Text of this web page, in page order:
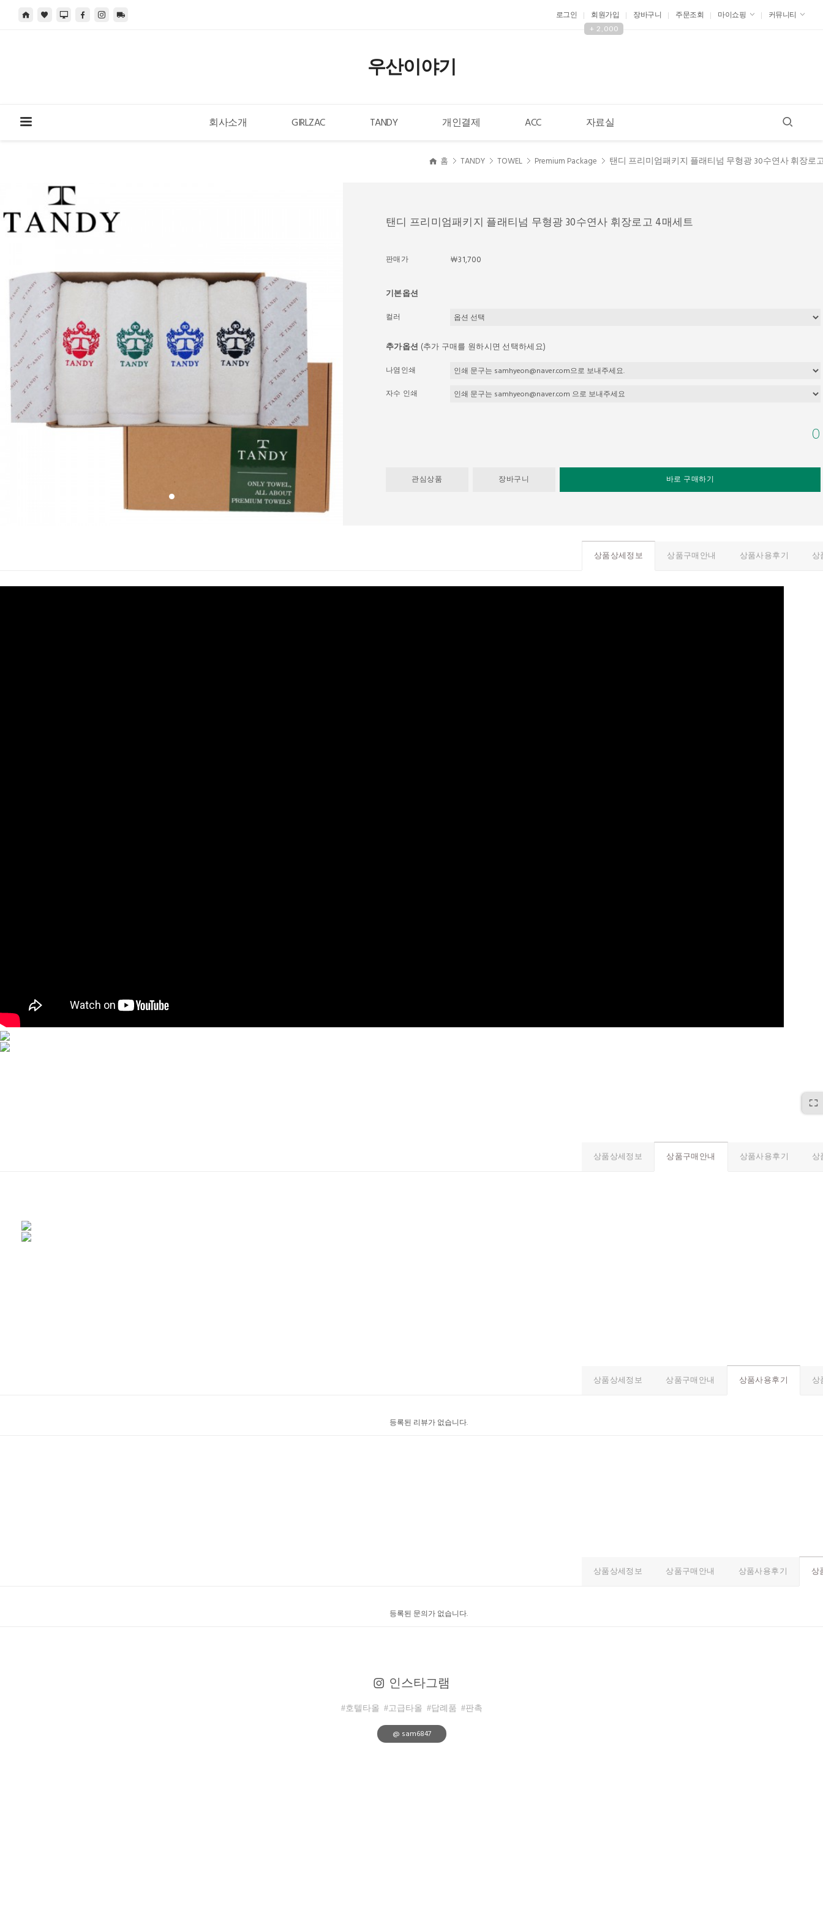
로그인 회원가입
+ 2,000
장바구니 주문조회 마이쇼핑 커뮤니티
우산이야기
회사소개 GIRLZAC TANDY 개인결제 ACC 자료실
홈 TANDY TOWEL Premium Package 탠디 프리미엄패키지 플래티넘 무형광 30수연사 휘장로
탠디 프리미엄패키지 플래티넘 무형광 30수연사 휘장로고 4매세트
판매가 ￦31,700
기본옵션
컬러
추가옵션 (추가 구매를 원하시면 선택하세요)
나염인쇄
자수 인쇄
0
관심상품 장바구니 바로 구매하기
상품상세정보 상품구매안내 상품사용후기 상
상품상세정보 상품구매안내 상품사용후기 상
상품상세정보 상품구매안내 상품사용후기 상
등록된 리뷰가 없습니다.
상품상세정보 상품구매안내 상품사용후기 상
등록된 문의가 없습니다.
인스타그램
#호텔타올 #고급타올 #답례품 #판촉
@ sam6847